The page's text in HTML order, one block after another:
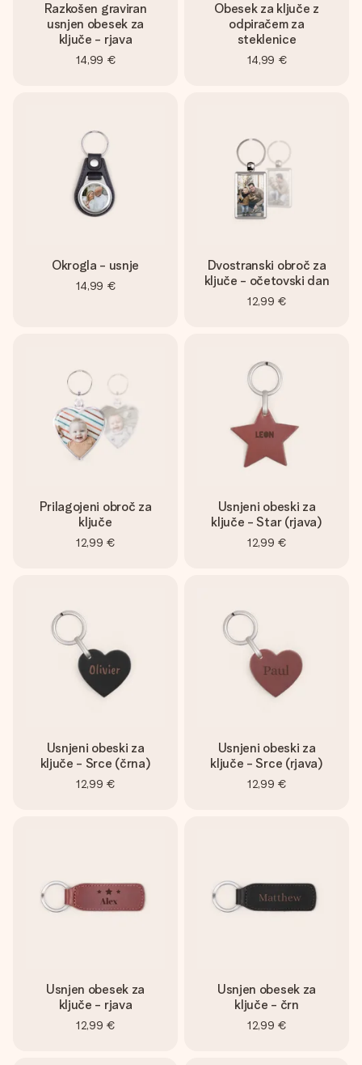
Razkošen graviran
usnjen obesek za
ključe - rjava
14,99 €
Obesek za ključe z
odpiračem za
steklenice
14,99 €
Okrogla - usnje
14,99 €
Dvostranski obroč za
ključe - očetovski dan
12,99 €
Prilagojeni obroč za
ključe
12,99 €
Usnjeni obeski za
ključe - Star (rjava)
12,99 €
Usnjeni obeski za
ključe - Srce (črna)
12,99 €
Usnjeni obeski za
ključe - Srce (rjava)
12,99 €
Usnjen obesek za
ključe - rjava
12,99 €
Usnjen obesek za
ključe - črn
12,99 €